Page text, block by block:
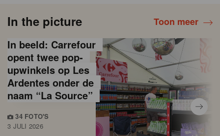
In the picture Toon meer
In beeld: Carrefour
opent twee pop-
upwinkels op Les
Ardentes onder de
naam “La Source”
34 FOTO'S
3 JULI 2026